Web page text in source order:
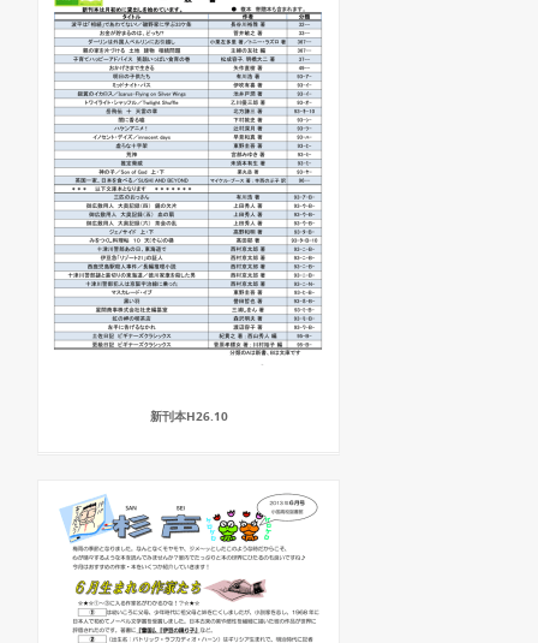
新刊本H26.10